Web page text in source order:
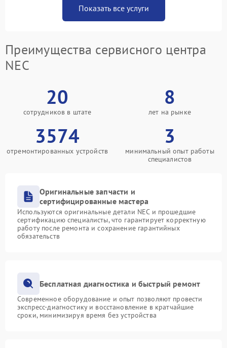
Показать все услуги
Преимущества сервисного центра
NEC
20
сотрудников в штате
8
лет на рынке
3574
отремонтированных устройств
3
минимальный опыт работы
специалистов
Оригинальные запчасти и
сертифицированные мастера
Используются оригинальные детали NEC и прошедшие
сертификацию специалисты, что гарантирует корректную
работу после ремонта и сохранение гарантийных
обязательств
Бесплатная диагностика и быстрый ремонт
Современное оборудование и опыт позволяют провести
экспресс-диагностику и восстановление в кратчайшие
сроки, минимизируя время без устройства